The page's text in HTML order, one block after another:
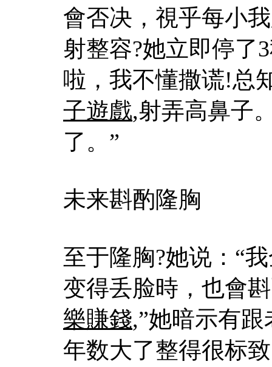
會否决，視乎每小
射整容?她立即停了
啦，我不懂撒谎!总
子遊戲,射弄高鼻子
了。”
未来斟酌隆胸
至于隆胸?她说：“
变得丢脸時，也會
樂賺錢,”她暗示有
年数大了整得很标